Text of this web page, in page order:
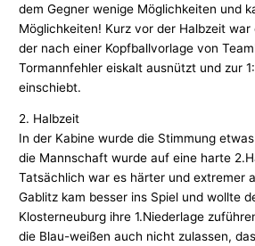
dem Gegner wenige Möglichkeiten und
Möglichkeiten! Kurz vor der Halbzeit war
der nach einer Kopfballvorlage von
Tormannfehler eiskalt ausnützt und zur
einschiebt.
2. Halbzeit
In der Kabine wurde die Stimmung
die Mannschaft wurde auf eine harte
Tatsächlich war es härter und extremer
Gablitz kam besser ins Spiel und wollte
Klosterneuburg ihre 1.Niederlage
die Blau-weißen auch nicht zulassen,